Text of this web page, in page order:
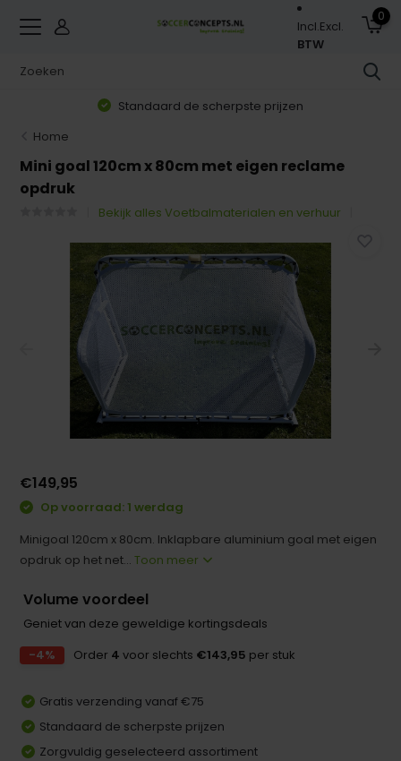
Incl.Excl.
BTW
0
Standaard de scherpste prijzen
Home
Mini goal 120cm x 80cm met eigen reclame
opdruk
Bekijk alles Voetbalmaterialen en verhuur
€149,95
Op voorraad: 1 werdag
Minigoal 120cm x 80cm. Inklapbare aluminium goal met eigen
opdruk op het net...Toon meer
Volume voordeel
Geniet van deze geweldige kortingsdeals
-4%
Order 4 voor slechts €143,95 per stuk
Gratis verzending vanaf €75
Standaard de scherpste prijzen
Zorgvuldig geselecteerd assortiment